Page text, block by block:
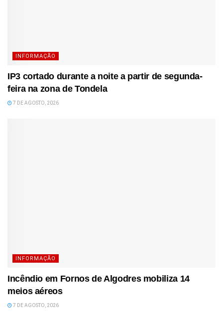
INFORMAÇÃO
IP3 cortado durante a noite a partir de segunda-
feira na zona de Tondela
7 DE AGOSTO, 2026
INFORMAÇÃO
Incêndio em Fornos de Algodres mobiliza 14
meios aéreos
7 DE AGOSTO, 2026